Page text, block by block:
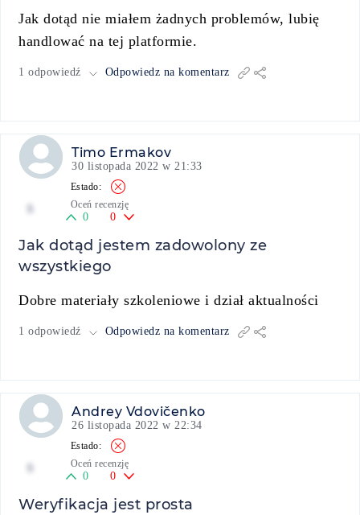
Jak dotąd nie miałem żadnych problemów, lubię
handlować na tej platformie.
1 odpowiedź Odpowiedz na komentarz
Timo Ermakov
30 listopada 2022 w 21:33
Oceń recenzję
0 0
Jak dotąd jestem zadowolony ze
wszystkiego
Dobre materiały szkoleniowe i dział aktualności
1 odpowiedź Odpowiedz na komentarz
Andrey Vdovičenko
26 listopada 2022 w 22:34
Oceń recenzję
0 0
Weryfikacja jest prosta